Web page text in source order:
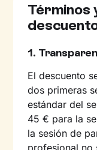
Términos
1.
El descuento
dos primeras
estándar del
45 € para la
la sesión de